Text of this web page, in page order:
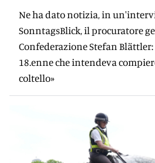
Ne ha dato notizia, in
SonntagsBlick, il procuratore
Confederazione Stefan
18.enne che intendeva
coltello»